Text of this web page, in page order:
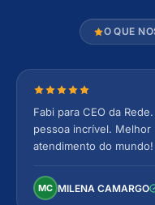
O QUE
Nota 5 de 5 estrelas
Fabi para CEO da
pessoa incrível. Melhor
atendimento do mundo!
MC MILENA CAMARGO